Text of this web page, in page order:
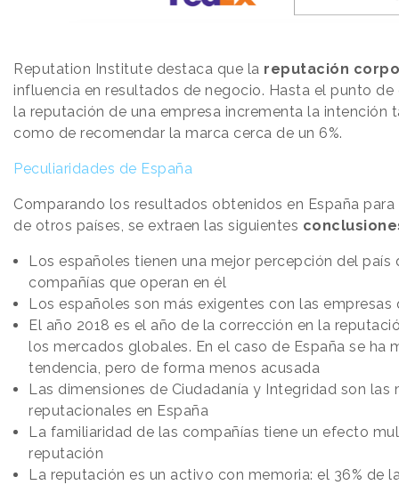
Reputation Institute destaca que la reputación
influencia en resultados de negocio. Hasta el punto
la reputación de una empresa incrementa la intención
como de recomendar la marca cerca de un 6%.
Peculiaridades de España
Comparando los resultados obtenidos en España
de otros países, se extraen las siguientes
Los españoles tienen una mejor percepción del país
compañías que operan en él
Los españoles son más exigentes con las empresas
El año 2018 es el año de la corrección en la
los mercados globales. En el caso de España se ha
tendencia, pero de forma menos acusada
Las dimensiones de Ciudadanía y Integridad son las
reputacionales en España
La familiaridad de las compañías tiene un efecto
reputación
La reputación es un activo con memoria: el 36% de